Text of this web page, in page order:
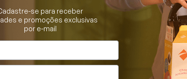
se para receber
e promoções exclusivas
por e-mail